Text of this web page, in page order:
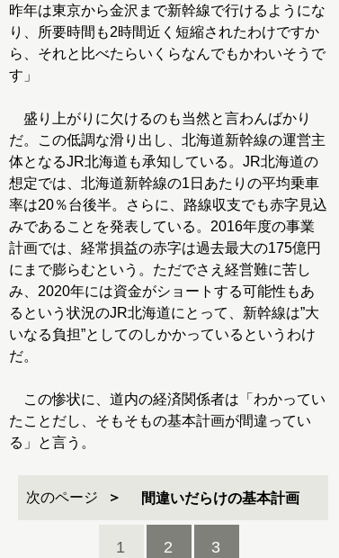
昨年は東京から金沢まで新幹線で行けるようにな
り、所要時間も2時間近く短縮されたわけですか
ら、それと比べたらいくらなんでもかわいそうで
す」
盛り上がりに欠けるのも当然と言わんばかり
だ。この低調な滑り出し、北海道新幹線の運営主
体となるJR北海道も承知している。JR北海道の
想定では、北海道新幹線の1日あたりの平均乗車
率は20％台後半。さらに、路線収支でも赤字見込
みであることを発表している。2016年度の事業
計画では、経常損益の赤字は過去最大の175億円
にまで膨らむという。ただでさえ経営難に苦し
み、2020年には資金がショートする可能性もあ
るという状況のJR北海道にとって、新幹線は”大
いなる負担”としてのしかかっているというわけ
だ。
この惨状に、道内の経済関係者は「わかってい
たことだし、そもそもの基本計画が間違ってい
る」と言う。
次のページ 間違いだらけの基本計画
1 2 3